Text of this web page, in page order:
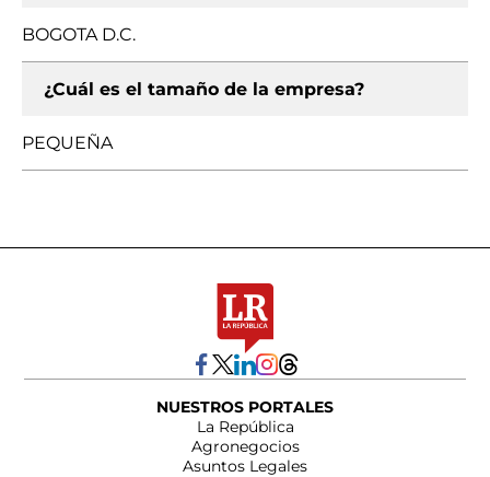
BOGOTA D.C.
¿Cuál es el tamaño de la empresa?
PEQUEÑA
NUESTROS PORTALES
La República
Agronegocios
Asuntos Legales